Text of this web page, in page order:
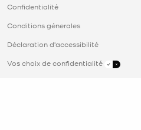
Confidentialité
Conditions génerales
Déclaration d'accessibilité
Vos choix de confidentialité